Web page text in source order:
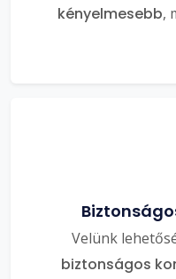
kényelmesebb,
Velünk
biztonságos